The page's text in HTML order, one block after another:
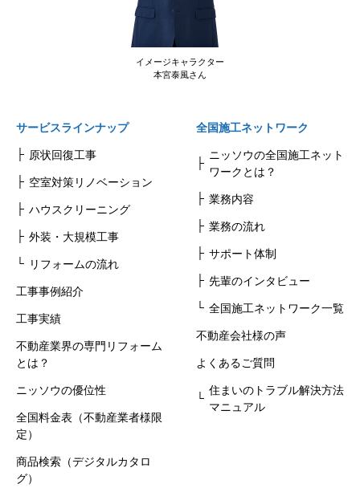
イメージキャラクター
本宮泰風さん
サービスラインナップ
原状回復工事
空室対策リノベーション
ハウスクリーニング
外装・大規模工事
リフォームの流れ
工事事例紹介
工事実績
不動産業界の専門リフォーム
とは？
ニッソウの優位性
全国料金表（不動産業者様限
定）
商品検索（デジタルカタロ
グ）
全国施工ネットワーク
ニッソウの全国施工ネット
ワークとは？
業務内容
業務の流れ
サポート体制
先輩のインタビュー
全国施工ネットワーク一覧
不動産会社様の声
よくあるご質問
住まいのトラブル解決方法
マニュアル